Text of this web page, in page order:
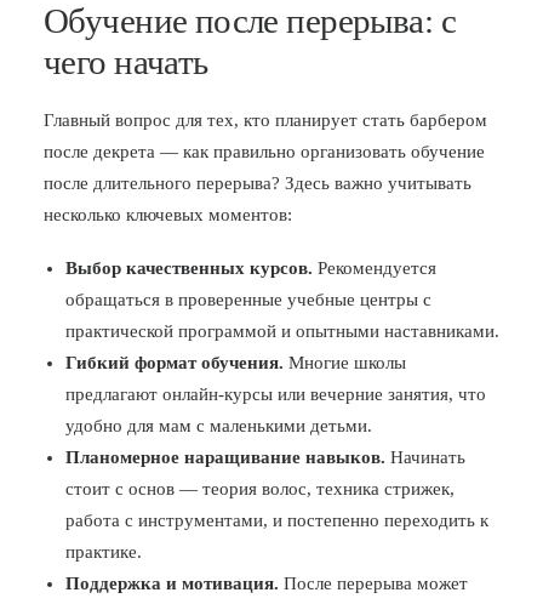
Обучение после перерыва: с
чего начать
Главный вопрос для тех, кто планирует стать барбером
после декрета — как правильно организовать обучение
после длительного перерыва? Здесь важно учитывать
несколько ключевых моментов:
Выбор качественных курсов. Рекомендуется
обращаться в проверенные учебные центры с
практической программой и опытными наставниками.
Гибкий формат обучения. Многие школы
предлагают онлайн-курсы или вечерние занятия, что
удобно для мам с маленькими детьми.
Планомерное наращивание навыков. Начинать
стоит с основ — теория волос, техника стрижек,
работа с инструментами, и постепенно переходить к
практике.
Поддержка и мотивация. После перерыва может